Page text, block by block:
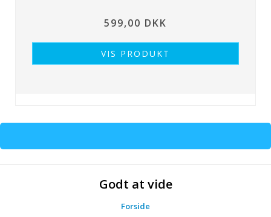
599,00 DKK
VIS PRODUKT
Godt at vide
Forside